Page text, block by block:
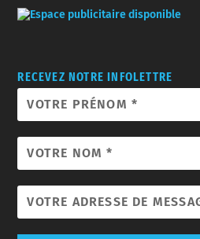
RECEVEZ NOTRE INFOLETTRE